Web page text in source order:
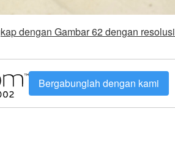
dengan Gambar 62 dengan
Bergabunglah dengan kami